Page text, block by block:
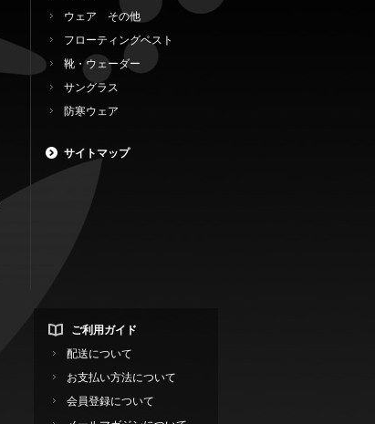
ウェア その他
フローティングベスト
靴・ウェーダー
サングラス
防寒ウェア
サイトマップ
ご利用ガイド
配送について
お支払い方法について
会員登録について